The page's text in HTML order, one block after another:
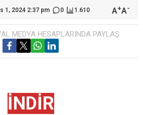
1, 2024 2:37 pm 0 1.610 A+A-
MEDYA HESAPLARINDA PAYLAŞ
İNDİR